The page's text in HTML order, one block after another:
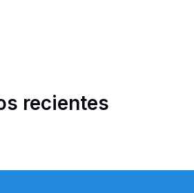
recientes